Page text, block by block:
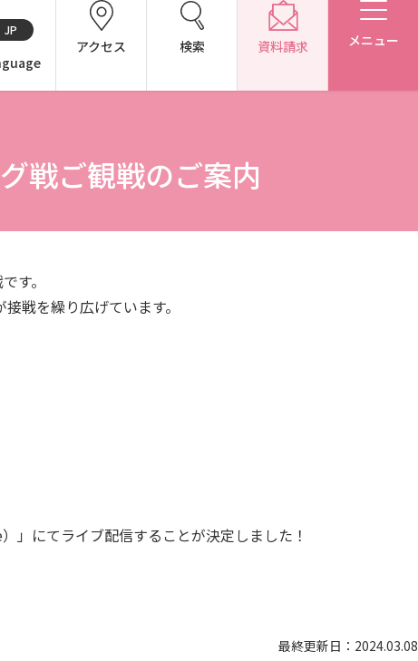
メニュー
カリキュラム・ポリシー（2016～2019年度保健医療・総合リハ・医療福祉・医療経営・看護）
カリキュラム・ポリシー（大学院対象）
薬学部薬学科の自己点検・評価について
大学院薬学研究科 自己点検・評価報告書
別表第1・第2 様式第1・第2
講座のご案内
資料請求
検索
アクセス
JP
戦ご観戦のご案内
す。
戦を繰り広げています。
」にてライブ配信することが決定しました！
最終更新日：2024.03.08